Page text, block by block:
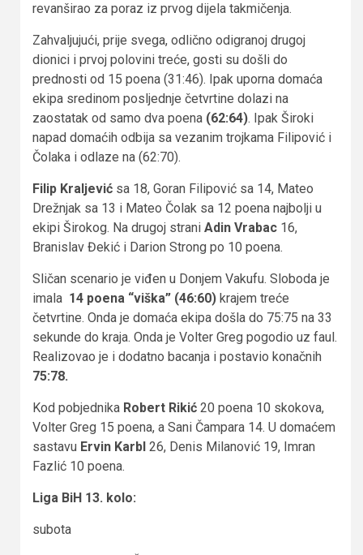
revanširao za poraz iz prvog dijela takmičenja.
Zahvaljujući, prije svega, odlično odigranoj drugoj
dionici i prvoj polovini treće, gosti su došli do
prednosti od 15 poena (31:46). Ipak uporna domaća
ekipa sredinom posljednje četvrtine dolazi na
zaostatak od samo dva poena (62:64). Ipak Široki
napad domaćih odbija sa vezanim trojkama Filipović i
Čolaka i odlaze na (62:70).
Filip Kraljević sa 18, Goran Filipović sa 14, Mateo
Drežnjak sa 13 i Mateo Čolak sa 12 poena najbolji u
ekipi Širokog. Na drugoj strani Adin Vrabac 16,
Branislav Đekić i Darion Strong po 10 poena.
Sličan scenario je viđen u Donjem Vakufu. Sloboda je
imala 14 poena “viška” (46:60) krajem treće
četvrtine. Onda je domaća ekipa došla do 75:75 na 33
sekunde do kraja. Onda je Volter Greg pogodio uz faul.
Realizovao je i dodatno bacanja i postavio konačnih
75:78.
Kod pobjednika Robert Rikić 20 poena 10 skokova,
Volter Greg 15 poena, a Sani Čampara 14. U domaćem
sastavu Ervin Karbl 26, Denis Milanović 19, Imran
Fazlić 10 poena.
Liga BiH 13. kolo:
subota